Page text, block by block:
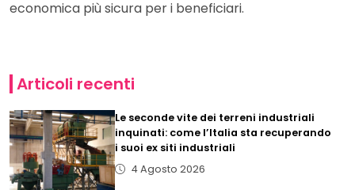
economica più sicura per i beneficiari.
Articoli recenti
Le seconde vite dei terreni industriali
inquinati: come l’Italia sta recuperando
i suoi ex siti industriali
4 Agosto 2026